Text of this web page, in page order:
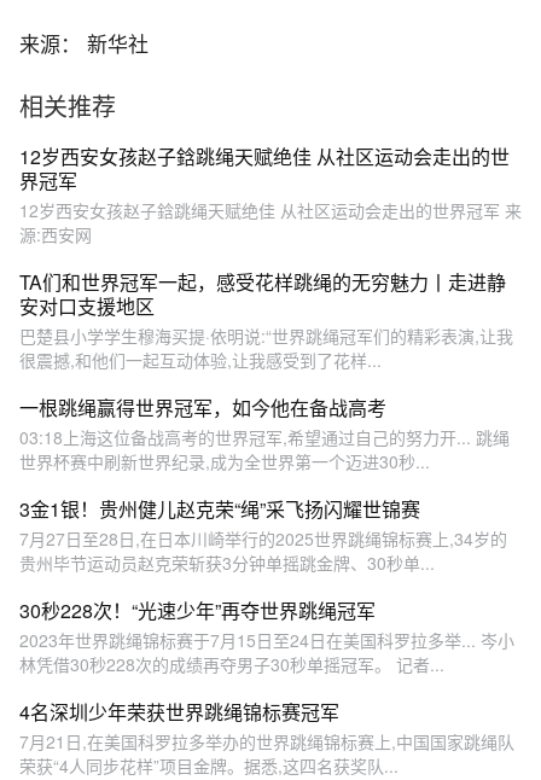
来源： 新华社
相关推荐
12岁西安女孩赵子鋡跳绳天赋绝佳 从社区运动会走出的世
界冠军
12岁西安女孩赵子鋡跳绳天赋绝佳 从社区运动会走出的世界冠军 来
源:西安网
TA们和世界冠军一起，感受花样跳绳的无穷魅力丨走进静
安对口支援地区
巴楚县小学学生穆海买提·依明说:“世界跳绳冠军们的精彩表演,让我
很震撼,和他们一起互动体验,让我感受到了花样...
一根跳绳赢得世界冠军，如今他在备战高考
03:18上海这位备战高考的世界冠军,希望通过自己的努力开... 跳绳
世界杯赛中刷新世界纪录,成为全世界第一个迈进30秒...
3金1银！贵州健儿赵克荣“绳”采飞扬闪耀世锦赛
7月27日至28日,在日本川崎举行的2025世界跳绳锦标赛上,34岁的
贵州毕节运动员赵克荣斩获3分钟单摇跳金牌、30秒单...
30秒228次！“光速少年”再夺世界跳绳冠军
2023年世界跳绳锦标赛于7月15日至24日在美国科罗拉多举... 岑小
林凭借30秒228次的成绩再夺男子30秒单摇冠军。 记者...
4名深圳少年荣获世界跳绳锦标赛冠军
7月21日,在美国科罗拉多举办的世界跳绳锦标赛上,中国国家跳绳队
荣获“4人同步花样”项目金牌。据悉,这四名获奖队...